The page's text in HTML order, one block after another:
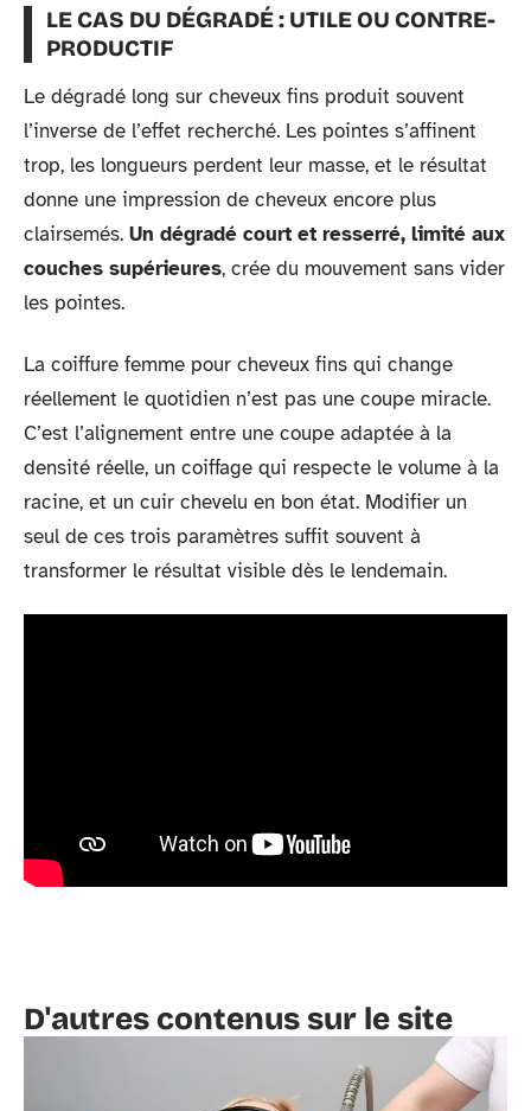
LE CAS DU DÉGRADÉ : UTILE OU CONTRE-
PRODUCTIF
Le dégradé long sur cheveux fins produit souvent
l’inverse de l’effet recherché. Les pointes s’affinent
trop, les longueurs perdent leur masse, et le résultat
donne une impression de cheveux encore plus
clairsemés. Un dégradé court et resserré, limité aux
couches supérieures, crée du mouvement sans vider
les pointes.
La coiffure femme pour cheveux fins qui change
réellement le quotidien n’est pas une coupe miracle.
C’est l’alignement entre une coupe adaptée à la
densité réelle, un coiffage qui respecte le volume à la
racine, et un cuir chevelu en bon état. Modifier un
seul de ces trois paramètres suffit souvent à
transformer le résultat visible dès le lendemain.
D'autres contenus sur le site